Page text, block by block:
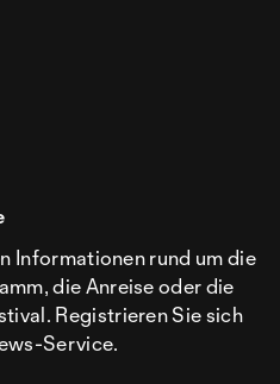
Informationen rund um die
die Anreise oder die
Registrieren Sie sich
Service.